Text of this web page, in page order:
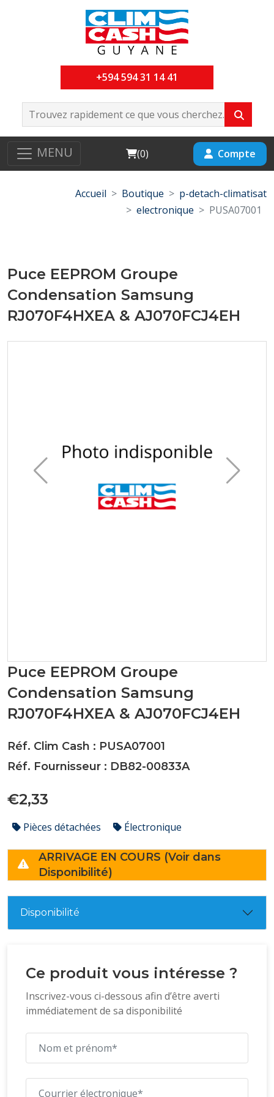
+594 594 31 14 41
MENU Cart
(0) Compte
Accueil Boutique
p-detach-climatisat
electronique
PUSA07001
Puce EEPROM Groupe
Condensation Samsung
RJ070F4HXEA & AJ070FCJ4EH
Puce EEPROM Groupe
Condensation Samsung
RJ070F4HXEA & AJ070FCJ4EH
Réf. Clim Cash : PUSA07001
Réf. Fournisseur : DB82-00833A
€2,33
Pièces détachées Électronique
ARRIVAGE EN COURS (Voir dans
Disponibilité)
Disponibilité
Ce produit vous intéresse ?
Inscrivez-vous ci-dessous afin d’être averti
immédiatement de sa disponibilité